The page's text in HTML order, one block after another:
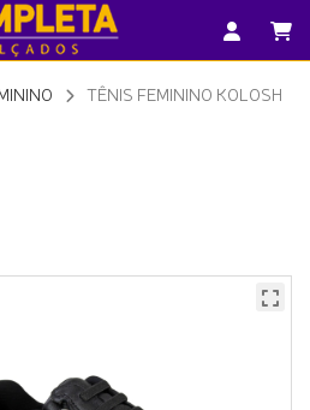
TÊNIS FEMININO KOLOSH